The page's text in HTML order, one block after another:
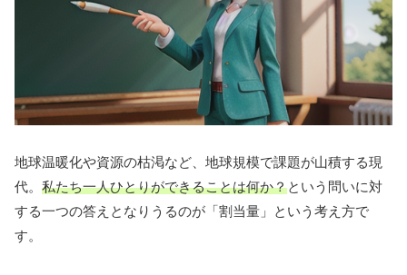
地球温暖化や資源の枯渇など、地球規模で課題が山積する現
代。 私たち一人ひとりができることは何か？という問いに対
する一つの答えとなりうるのが「割当量」という考え方で
す。